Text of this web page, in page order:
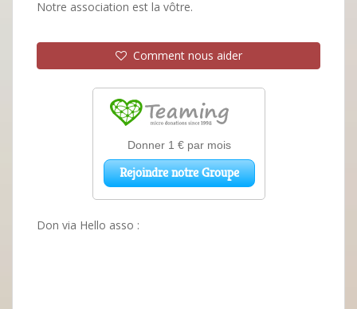
Notre association est la vôtre.
Comment nous aider
Don via Hello asso :